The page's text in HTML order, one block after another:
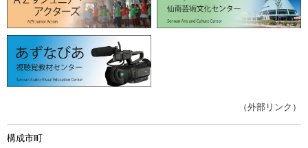
（外部リンク）
構成市町